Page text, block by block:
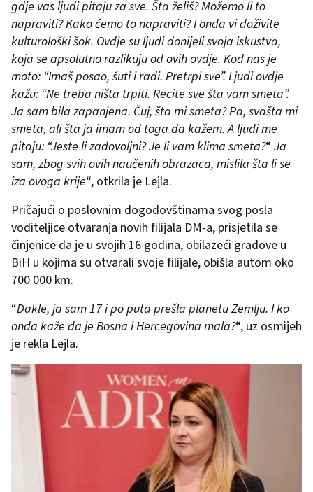
gdje vas ljudi pitaju za sve. Šta želiš? Možemo li to
napraviti? Kako ćemo to napraviti? I onda vi doživite
kulturološki šok. Ovdje su ljudi donijeli svoja iskustva,
koja se apsolutno razlikuju od ovih ovdje. Kod nas je
moto: “Imaš posao, šuti i radi. Pretrpi sve”. Ljudi ovdje
kažu: “Ne treba ništa trpiti. Recite sve šta vam smeta”.
Ja sam bila zapanjena. Čuj, šta mi smeta? Pa, svašta mi
smeta, ali šta ja imam od toga da kažem. A ljudi me
pitaju: “Jeste li zadovoljni? Je li vam klima smeta?“ Ja
sam, zbog svih ovih naučenih obrazaca, mislila šta li se
iza ovoga krije“, otkrila je Lejla.
Pričajući o poslovnim dogodovštinama svog posla
voditeljice otvaranja novih filijala DM-a, prisjetila se
činjenice da je u svojih 16 godina, obilazeći gradove u
BiH u kojima su otvarali svoje filijale, obišla autom oko
700 000 km.
“Dakle, ja sam 17 i po puta prešla planetu Zemlju. I ko
onda kaže da je Bosna i Hercegovina mala?“, uz osmijeh
je rekla Lejla.